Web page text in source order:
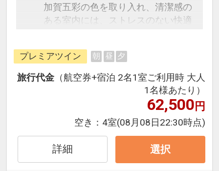
加賀五彩の色を取り入れ、清潔感の
ある室内には、ストレスのない快適
しいアメニティを完備しておりま
す。
プレミアツイン 朝 昼 夕
旅行代金 （航空券+宿泊 2名1室ご利用時 大人
1名様あたり）
62,500円
空き： 4室(08月08日22:30時点)
詳細 選択